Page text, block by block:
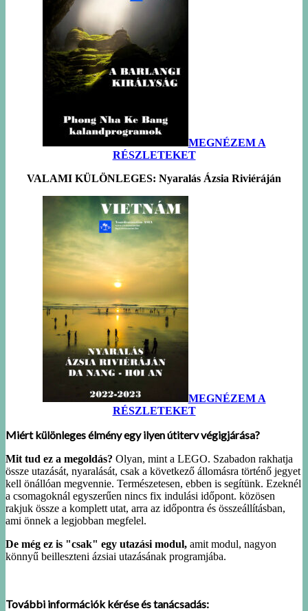
MEGNÉZEM A
RÉSZLETEKET
VALAMI KÜLÖNLEGES: Nyaralás Ázsia Riviéráján
MEGNÉZEM A
RÉSZLETEKET
Miért különleges élmény egy ilyen útiterv végigjárása?
Mit tud ez a megoldás? Olyan, mint a LEGO. Szabadon rakhatja
össze utazását, nyaralását, csak a következő állomásra történő jegyet
kell önállóan megvennie. Természetesen, ebben is segítünk. Ezeknél
a csomagoknál egyszerűen nincs fix indulási időpont. közösen
rakjuk össze a komplett utat, arra az időpontra és összeállításban,
ami önnek a legjobban megfelel.
De még ez is "csak" egy utazási modul, amit modul, nagyon
könnyű beilleszteni ázsiai utazásának programjába.
További információk kérése és tanácsadás: